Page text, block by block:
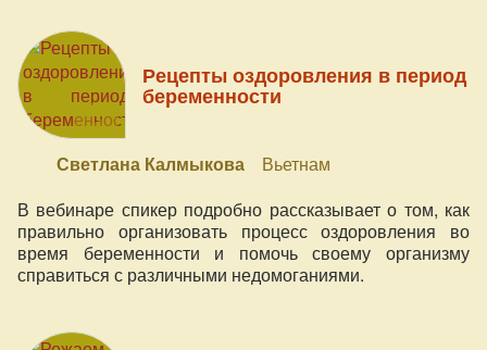
Рецепты оздоровления в период
беременности
Светлана Калмыкова
Вьетнам
В вебинаре спикер подробно рассказывает о том, как
правильно организовать процесс оздоровления во
время беременности и помочь своему организму
справиться с различными недомоганиями.